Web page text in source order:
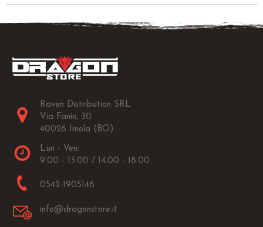
Raven Distribution SRL
Via Fanin, 30
40026 Imola (BO)
Lun - Ven:
9.00 - 13.00 / 14.00 - 18.00
0542-1905146
info@dragonstore.it